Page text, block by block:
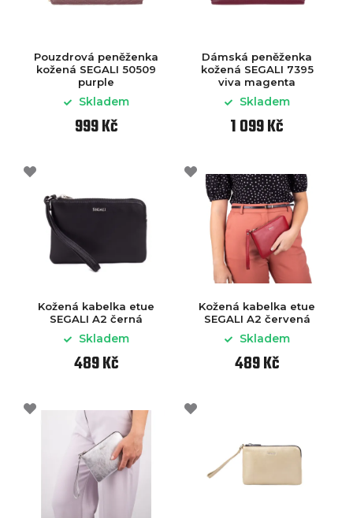
Pouzdrová peněženka
kožená SEGALI 50509
purple
Skladem
999 Kč
Dámská peněženka
kožená SEGALI 7395
viva magenta
Skladem
1 099 Kč
Kožená kabelka etue
SEGALI A2 černá
Skladem
489 Kč
Kožená kabelka etue
SEGALI A2 červená
Skladem
489 Kč